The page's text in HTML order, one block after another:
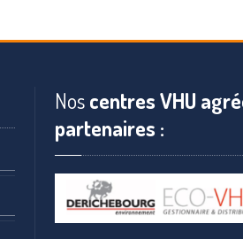
Noscentres VHU
partenaires :